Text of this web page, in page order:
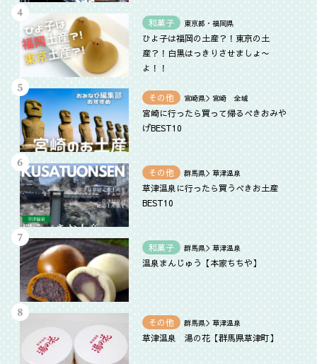
和菓子 東京都・福岡県
ひよ子は福岡の土産？！東京の土
産？！白黒はっきりさせましょ〜
よ！！
その他 宮崎県＞宮崎 全域
宮崎に行ったら買って帰るべきおみや
げBEST10
その他 群馬県＞草津温泉
草津温泉に行ったら買うべきお土産
BEST10
和菓子 群馬県＞草津温泉
温泉まんじゅう【本家ちちや】
その他 群馬県＞草津温泉
草津温泉 湯の花【群馬県草津町】